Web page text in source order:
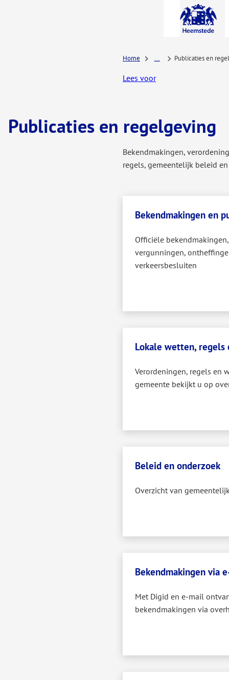
A-Z-
menu
Home Publicaties en
Lees voor
Publicaties en regelgeving
Bekendmakingen,
regels, gemeentelijk beleid
Bekendmakingen en
Officiële
vergunningen,
verkeersbesluiten
Lokale wetten, regels
Verordeningen, regels en
gemeente bekijkt u op
Beleid en onderzoek
Overzicht van
Bekendmakingen via
Met Digid en e-mail
bekendmakingen via